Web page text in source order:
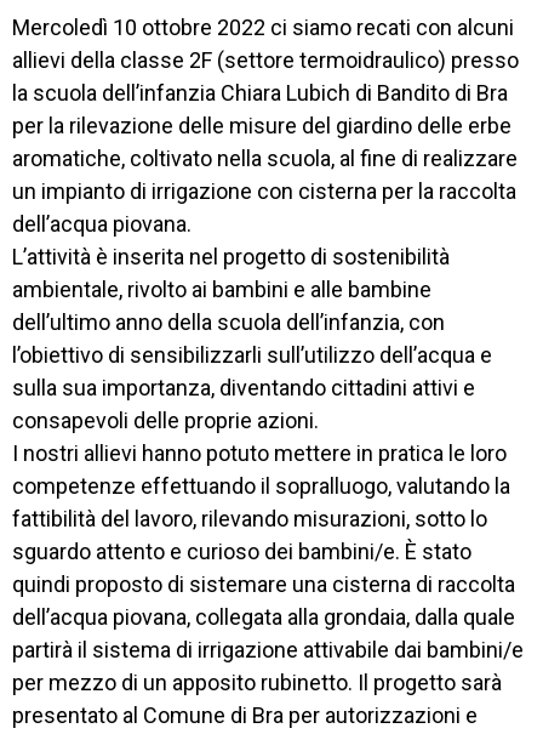
Mercoledì 10 ottobre 2022 ci siamo recati con alcuni
allievi della classe 2F (settore termoidraulico) presso
la scuola dell’infanzia Chiara Lubich di Bandito di Bra
per la rilevazione delle misure del giardino delle erbe
aromatiche, coltivato nella scuola, al fine di realizzare
un impianto di irrigazione con cisterna per la raccolta
dell’acqua piovana.
L’attività è inserita nel progetto di sostenibilità
ambientale, rivolto ai bambini e alle bambine
dell’ultimo anno della scuola dell’infanzia, con
l’obiettivo di sensibilizzarli sull’utilizzo dell’acqua e
sulla sua importanza, diventando cittadini attivi e
consapevoli delle proprie azioni.
I nostri allievi hanno potuto mettere in pratica le loro
competenze effettuando il sopralluogo, valutando la
fattibilità del lavoro, rilevando misurazioni, sotto lo
sguardo attento e curioso dei bambini/e. È stato
quindi proposto di sistemare una cisterna di raccolta
dell’acqua piovana, collegata alla grondaia, dalla quale
partirà il sistema di irrigazione attivabile dai bambini/e
per mezzo di un apposito rubinetto. Il progetto sarà
presentato al Comune di Bra per autorizzazioni e